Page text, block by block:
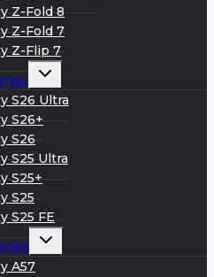
Z-Fold 8
Z-Fold 7
Z-Flip 7
Развернуть
меню
S26 Ultra
S26+
S26
S25 Ultra
S25+
S25
S25 FE
Развернуть
меню
A57